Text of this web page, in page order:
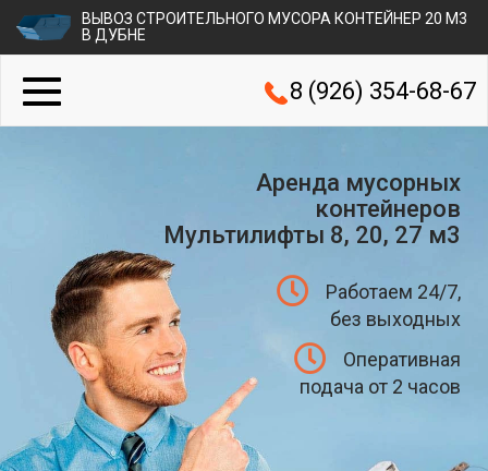
ВЫВОЗ СТРОИТЕЛЬНОГО МУСОРА КОНТЕЙНЕР 20 М3
В ДУБНЕ
8 (926) 354-68-67
Аренда мусорных
контейнеров
Мультилифты 8, 20, 27 м3
Работаем 24/7,
без выходных
Оперативная
подача от 2 часов